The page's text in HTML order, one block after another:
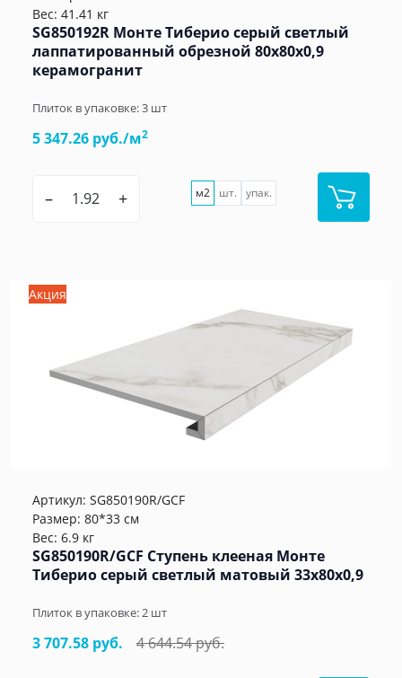
Вес: 41.41 кг
SG850192R Монте Тиберио серый светлый
лаппатированный обрезной 80x80x0,9
керамогранит
Плиток в упаковке:3 шт
5 347.26 руб./м2
– + м2 шт. упак.
Акция
Артикул: SG850190R/GCF
Размер: 80*33 см
Вес: 6.9 кг
SG850190R/GCF Ступень клееная Монте
Тиберио серый светлый матовый 33x80x0,9
Плиток в упаковке:2 шт
3 707.58 руб. 4 644.54 руб.